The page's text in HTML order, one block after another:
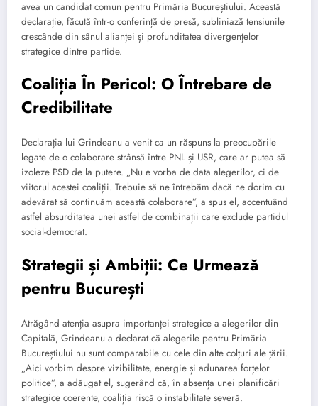
avea un candidat comun pentru Primăria Bucureștiului. Această
declarație, făcută într-o conferință de presă, subliniază tensiunile
crescânde din sânul alianței și profunditatea divergențelor
strategice dintre partide.
Coaliția În Pericol: O Întrebare de
Credibilitate
Declarația lui Grindeanu a venit ca un răspuns la preocupările
legate de o colaborare strânsă între PNL și USR, care ar putea să
izoleze PSD de la putere. „Nu e vorba de data alegerilor, ci de
viitorul acestei coaliții. Trebuie să ne întrebăm dacă ne dorim cu
adevărat să continuăm această colaborare”, a spus el, accentuând
astfel absurditatea unei astfel de combinații care exclude partidul
social-democrat.
Strategii și Ambiții: Ce Urmează
pentru București
Atrăgând atenția asupra importanței strategice a alegerilor din
Capitală, Grindeanu a declarat că alegerile pentru Primăria
Bucureștiului nu sunt comparabile cu cele din alte colțuri ale țării.
„Aici vorbim despre vizibilitate, energie și adunarea forțelor
politice”, a adăugat el, sugerând că, în absența unei planificări
strategice coerente, coaliția riscă o instabilitate severă.